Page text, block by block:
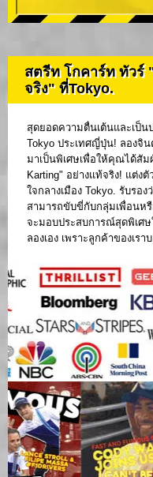
สตรีท โกคาร์ท ทัวร์
จริง" ที่Tokyo.
สุดยอดความตื่นเต้นและเป็
Tokyo ประเทศญี่ปุ่น! ลองจิ
มาเป็นพิเศษเพื่อให้คุณได้สัม
Karting" อย่างแท้จริง! แต่
ใจกลางเมือง Tokyo. รับร
สามารถขับขี่กับกลุ่มเพื่อนหรื
จะมอบประสบการณ์สุดพิเศ
ลองเอง เพราะลูกค้าของเร